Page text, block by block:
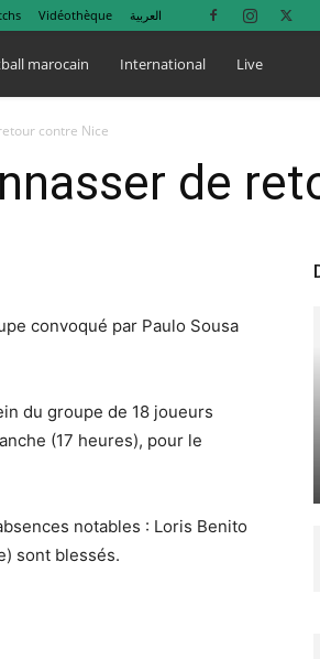
Vidéothèque العربية
marocain International Live
contre Nice
de
convoqué par Paulo Sousa
du groupe de 18 joueurs
(17 heures), pour le
notables : Loris Benito
sont blessés.